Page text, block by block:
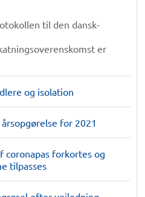
til den dansk-
er
og isolation
for 2021
coronapas forkortes og
tilpasses